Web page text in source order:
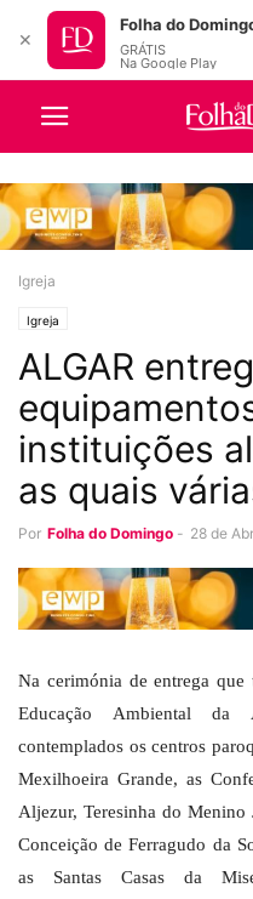
Igreja
Igreja
ALGAR
instituições
as quais
Por Folha do Domingo - 28 de
Na cerimónia de entrega
Educação Ambiental
contemplados os centros
Mexilhoeira Grande, as
Aljezur, Teresinha do Menino
Conceição de Ferragudo da
as Santas Casas da
✕
Folha do
GRÁTIS
Na Google Play